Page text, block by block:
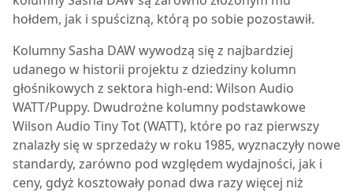
hołdem, jak i spuścizną, którą po sobie pozostawił.
KolumnySasha DAWwywodzą się z najbardziej
udanego w historii projektu z dziedziny kolumn
głośnikowych z sektora high-end: Wilson Audio
WATT/Puppy. Dwudrożne kolumny podstawkowe
Wilson Audio Tiny Tot (WATT), które po raz pierwszy
znalazły się w sprzedaży w roku 1985, wyznaczyły nowe
standardy, zarówno pod względem wydajności, jak i
ceny, gdyż kosztowały ponad dwa razy więcej niż